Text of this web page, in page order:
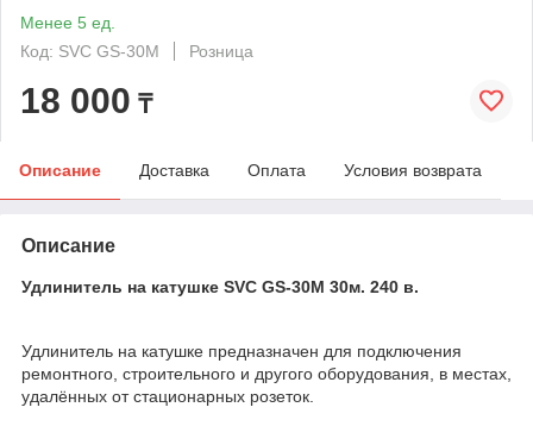
Менее 5 ед.
Код: SVC GS-30M
Розница
18 000 ₸
Описание Доставка Оплата Условия возврата
Описание
Удлинитель на катушке SVC GS-30M 30м. 240 в.
Удлинитель на катушке предназначен для подключения
ремонтного, строительного и другого оборудования, в местах,
удалённых от стационарных розеток.